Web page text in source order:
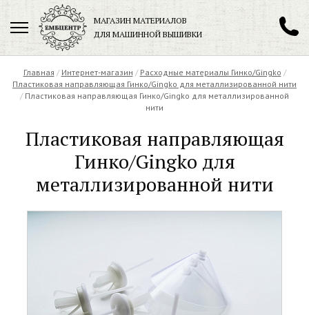
МАГАЗИН МАТЕРИАЛОВ
ДЛЯ МАШИННОЙ ВЫШИВКИ
+7 (901) 271-89-89
Заказать обратный звонок
Главная / Интернет-магазин / Расходные материалы Гинко/Gingko /
Пластиковая направляющая Гинко/Gingko для металлизированной нити
/ Пластиковая направляющая Гинко/Gingko для металлизированной
нити
Пластиковая направляющая
Гинко/Gingko для
металлизированной нити